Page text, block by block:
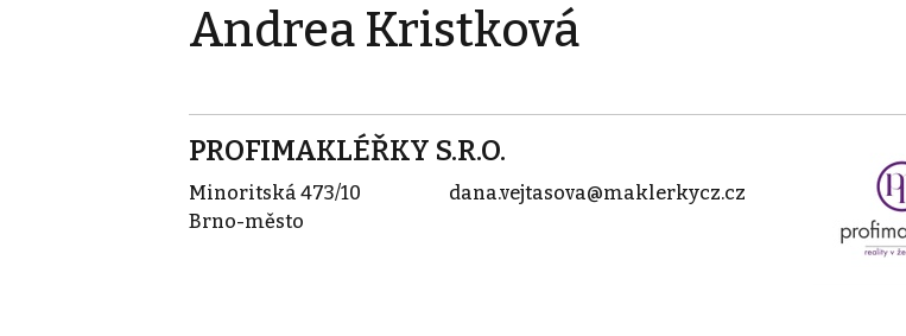
Andrea Kristková
PROFIMAKLÉŘKY S.R.O.
Minoritská 473/10
Brno-město
dana.vejtasova@maklerkycz.cz